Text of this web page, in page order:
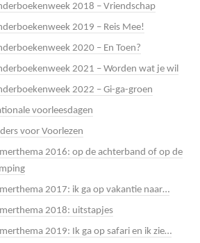
2018 – Vriendschap
2019 – Reis Mee!
2020 – En Toen?
2021 – Worden wat je wil
2022 – Gi-ga-groen
voorleesdagen
voor Voorlezen
2016: op de achterband of op de
2017: ik ga op vakantie naar…
2018: uitstapjes
2019: Ik ga op safari en ik zie…